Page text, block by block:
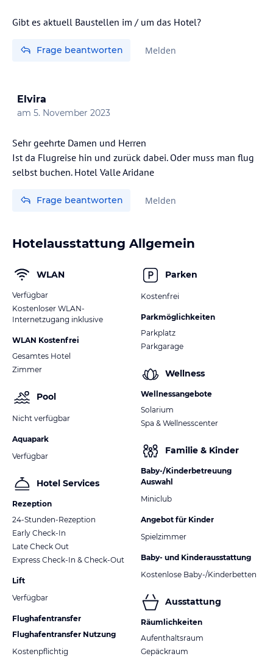
Gibt es aktuell Baustellen im / um das Hotel?
Frage beantworten Melden
Elvira
am 5. November 2023
Sehr geehrte Damen und Herren
Ist da Flugreise hin und zurück dabei. Oder muss man flug
selbst buchen. Hotel Valle Aridane
Frage beantworten Melden
Hotelausstattung Allgemein
WLAN
Verfügbar
Kostenloser WLAN-
Internetzugang inklusive
WLAN Kostenfrei
Gesamtes Hotel
Zimmer
Pool
Nicht verfügbar
Aquapark
Verfügbar
Hotel Services
Rezeption
24-Stunden-Rezeption
Early Check-In
Late Check Out
Express Check-In & Check-Out
Lift
Verfügbar
Flughafentransfer
Flughafentransfer Nutzung
Kostenpflichtig
Parken
Kostenfrei
Parkmöglichkeiten
Parkplatz
Parkgarage
Wellness
Wellnessangebote
Solarium
Spa & Wellnesscenter
Familie & Kinder
Baby-/Kinderbetreuung
Auswahl
Miniclub
Angebot für Kinder
Spielzimmer
Baby- und Kinderausstattung
Kostenlose Baby-/Kinderbetten
Ausstattung
Räumlichkeiten
Aufenthaltsraum
Gepäckraum